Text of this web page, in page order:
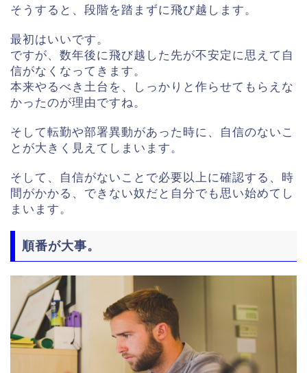
そうすると、段階を踏まずに飛び越します。
最初はいいです。
ですが、数年後に飛び越した先が不安定に思えて自
信がなくなってきます。
本来やるべき土台を、しっかりと作らせてもらえな
かったのが理由ですね。
そして転勤や部署異動があった時に、自信のないこ
とが大きく見えてしまいます。
そして、自信がないことで必要以上に確認する、時
間がかかる、できない奴だと自分でも思い始めてし
まいます。
順番が大事。